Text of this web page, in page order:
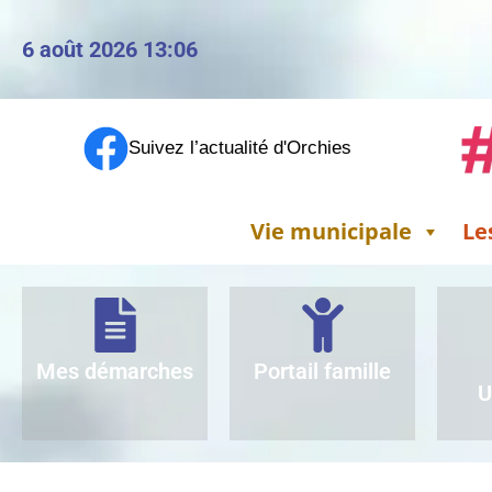
6 août 2026 13:06
Suivez l’actualité d'Orchies
Vie municipale
Mes démarches
Portail famille